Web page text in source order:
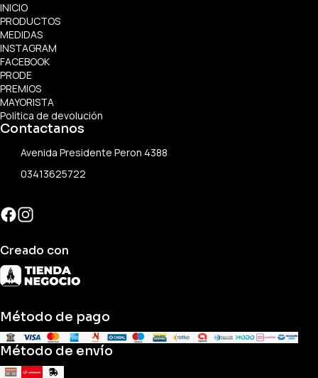
INICIO
PRODUCTOS
MEDIDAS
INSTAGRAM
FACEBOOK
PRODE
PREMIOS
MAYORISTA
Política de devolución
Contactanos
Avenida Presidente Peron 4388
03413625722
Creado con
Método de pago
Método de envío